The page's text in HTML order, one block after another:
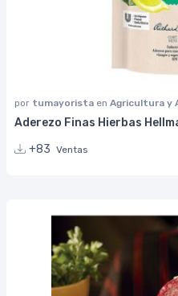
por tumayorista en Agricultura y
Aderezo Finas Hierbas
+83 Ventas